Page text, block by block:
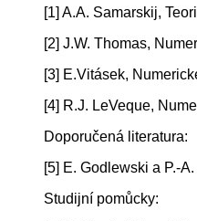
[1] A.A. Samarskij,
[2] J.W. Thomas,
[3] E.Vitásek,
[4] R.J. LeVeque,
Doporučená literatura:
[5] E. Godlewski a P.-
Studijní pomůcky: